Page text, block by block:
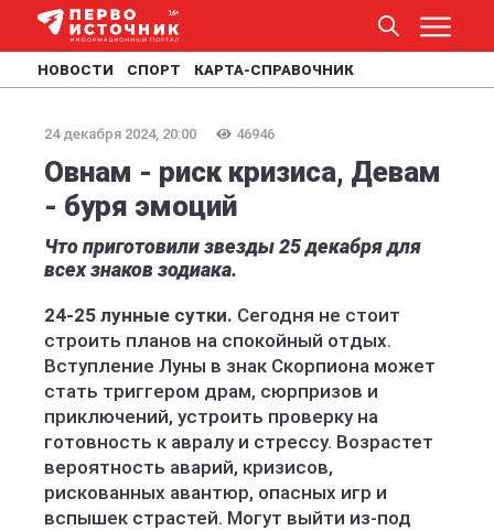
НОВОСТИ СПОРТ КАРТА-СПРАВОЧНИК
24 декабря 2024, 20:00 46946
Овнам - риск кризиса, Девам
- буря эмоций
Что приготовили звезды 25 декабря для
всех знаков зодиака.
24-25 лунные сутки. Сегодня не стоит
строить планов на спокойный отдых.
Вступление Луны в знак Скорпиона может
стать триггером драм, сюрпризов и
приключений, устроить проверку на
готовность к авралу и стрессу. Возрастет
вероятность аварий, кризисов,
рискованных авантюр, опасных игр и
вспышек страстей. Могут выйти из-под